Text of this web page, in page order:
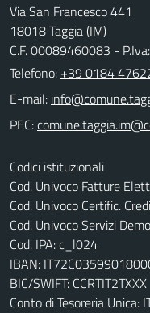
Via San Francesco 441
18018 Taggia (IM)
C.F. 00089460083 -
Telefono: +39 0184
E-mail:
PEC:
Codici istituzionali
Cod. Univoco Fatture
Cod. Univoco Certific.
Cod. Univoco Servizi
Cod. IPA: c_l024
IBAN:
BIC/SWIFT: CCRTIT2TXXX
Conto di Tesoreria